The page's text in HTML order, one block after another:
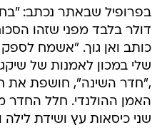
דולר בלבד מפני שזהו
כותב ואן גוך. "אשמח
שלי במכון לאמנות של
,"חדר השינה", חושפת את
האמן ההולנדי. חלל החדר
שני כיסאות עץ ושידת לילה